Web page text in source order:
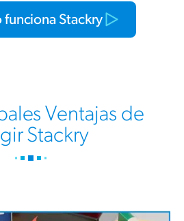
funciona Stackry
Ventajas de
Stackry